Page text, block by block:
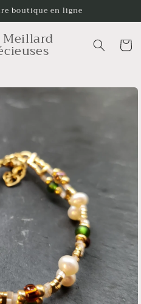
boutique en ligne
Panier